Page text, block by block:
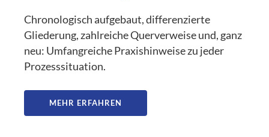
Chronologisch aufgebaut, differenzierte
Gliederung, zahlreiche Querverweise und, ganz
neu: Umfangreiche Praxishinweise zu jeder
Prozesssituation.
MEHR ERFAHREN